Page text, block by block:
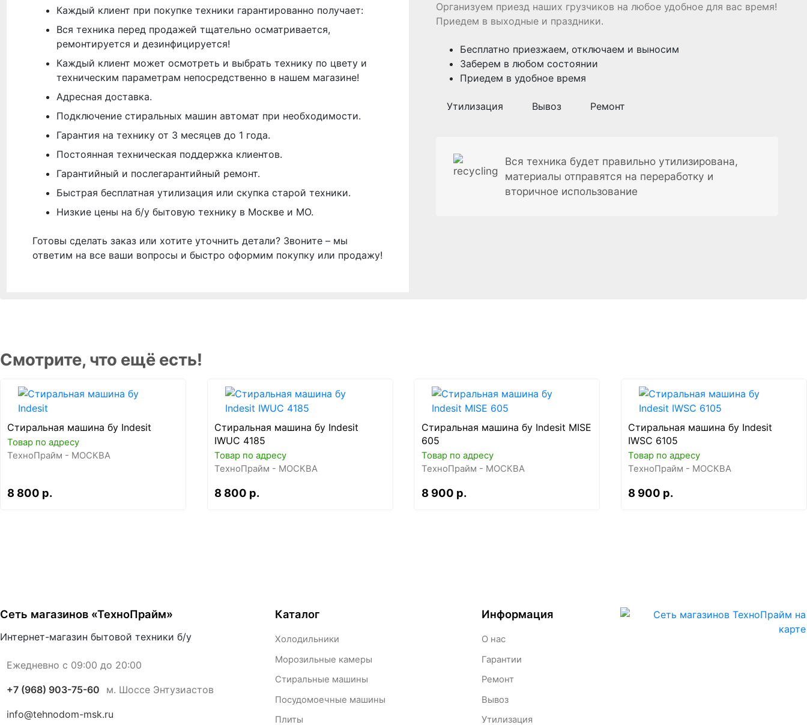
Каждый клиент при покупке техники гарантированно получает:
Вся техника перед продажей тщательно осматривается,
ремонтируется и дезинфицируется!
Каждый клиент может осмотреть и выбрать технику по цвету и
техническим параметрам непосредственно в нашем магазине!
Адресная доставка.
Подключение стиральных машин автомат при необходимости.
Гарантия на технику от 3 месяцев до 1 года.
Постоянная техническая поддержка клиентов.
Гарантийный и послегарантийный ремонт.
Быстрая бесплатная утилизация или скупка старой техники.
Низкие цены на б/у бытовую технику в Москве и МО.
Готовы сделать заказ или хотите уточнить детали? Звоните – мы
ответим на все ваши вопросы и быстро оформим покупку или продажу!
Организуем приезд наших грузчиков на любое удобное для вас время!
Приедем в выходные и праздники.
Бесплатно приезжаем, отключаем и выносим
Заберем в любом состоянии
Приедем в удобное время
Утилизация Вывоз Ремонт
Вся техника будет правильно утилизирована,
материалы отправятся на переработку и
вторичное использование
Смотрите, что ещё есть!
Стиральная машина бу Indesit
Товар по адресу
ТехноПрайм - МОСКВА
8 800 р.
Стиральная машина бу Indesit
IWUC 4185
Товар по адресу
ТехноПрайм - МОСКВА
8 800 р.
Стиральная машина бу Indesit MISE
605
Товар по адресу
ТехноПрайм - МОСКВА
8 900 р.
Стиральная машина бу Indesit
IWSC 6105
Товар по адресу
ТехноПрайм - МОСКВА
8 900 р.
Сеть магазинов «ТехноПрайм»
Интернет-магазин бытовой техники б/у
Ежедневно с 09:00 до 20:00
+7 (968) 903-75-60 м. Шоссе Энтузиастов
info@tehnodom-msk.ru
Каталог
Холодильники
Морозильные камеры
Стиральные машины
Посудомоечные машины
Плиты
Информация
О нас
Гарантии
Ремонт
Вывоз
Утилизация